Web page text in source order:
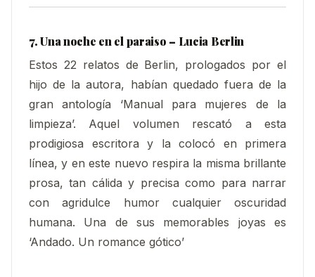
7. Una noche en el paraiso – Lucia Berlin
Estos 22 relatos de Berlin, prologados por el
hijo de la autora, habían quedado fuera de la
gran antología ‘Manual para mujeres de la
limpieza’. Aquel volumen rescató a esta
prodigiosa escritora y la colocó en primera
línea, y en este nuevo respira la misma brillante
prosa, tan cálida y precisa como para narrar
con agridulce humor cualquier oscuridad
humana. Una de sus memorables joyas es
‘Andado. Un romance gótico’